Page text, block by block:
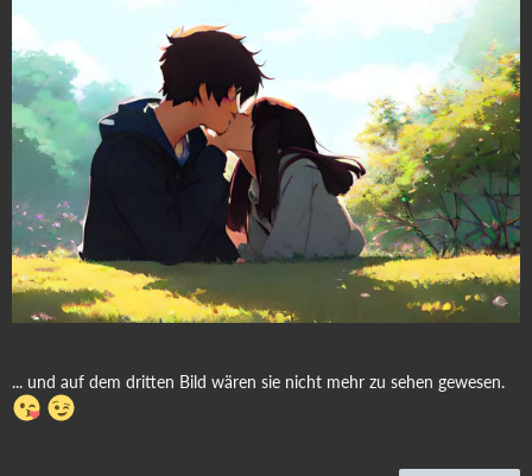
... und auf dem dritten Bild wären sie nicht mehr zu sehen gewesen.